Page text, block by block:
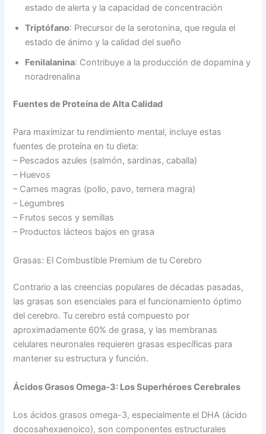
estado de alerta y la capacidad de concentración
Triptófano: Precursor de la serotonina, que regula el
estado de ánimo y la calidad del sueño
Fenilalanina: Contribuye a la producción de dopamina y
noradrenalina
Fuentes de Proteína de Alta Calidad
Para maximizar tu rendimiento mental, incluye estas
fuentes de proteína en tu dieta:
– Pescados azules (salmón, sardinas, caballa)
– Huevos
– Carnes magras (pollo, pavo, ternera magra)
– Legumbres
– Frutos secos y semillas
– Productos lácteos bajos en grasa
Grasas: El Combustible Premium de tu Cerebro
Contrario a las creencias populares de décadas pasadas,
las grasas son esenciales para el funcionamiento óptimo
del cerebro. Tu cerebro está compuesto por
aproximadamente 60% de grasa, y las membranas
celulares neuronales requieren grasas específicas para
mantener su estructura y función.
Ácidos Grasos Omega-3: Los Superhéroes Cerebrales
Los ácidos grasos omega-3, especialmente el DHA (ácido
docosahexaenoico), son componentes estructurales